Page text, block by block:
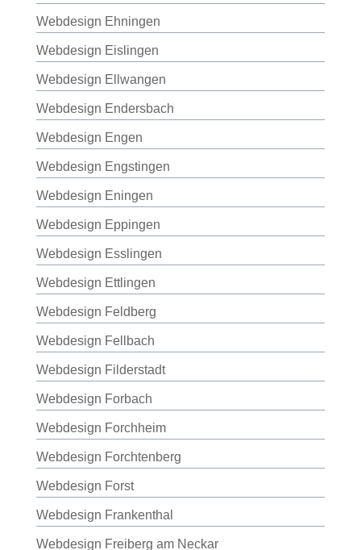
Webdesign Ehningen
Webdesign Eislingen
Webdesign Ellwangen
Webdesign Endersbach
Webdesign Engen
Webdesign Engstingen
Webdesign Eningen
Webdesign Eppingen
Webdesign Esslingen
Webdesign Ettlingen
Webdesign Feldberg
Webdesign Fellbach
Webdesign Filderstadt
Webdesign Forbach
Webdesign Forchheim
Webdesign Forchtenberg
Webdesign Forst
Webdesign Frankenthal
Webdesign Freiberg am Neckar